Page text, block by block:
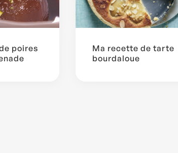
poires
Ma recette de tarte
bourdaloue